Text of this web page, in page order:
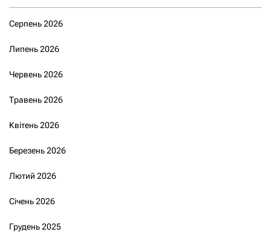
Серпень 2026
Липень 2026
Червень 2026
Травень 2026
Квітень 2026
Березень 2026
Лютий 2026
Січень 2026
Грудень 2025